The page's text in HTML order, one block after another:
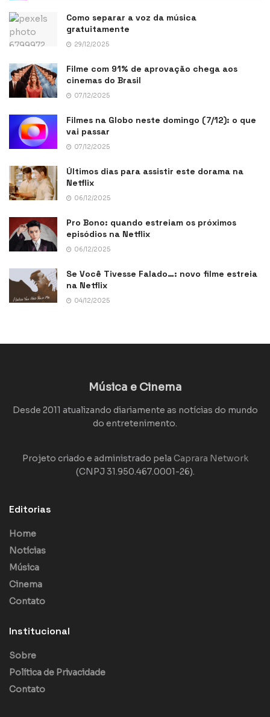
Como separar a voz da música
gratuitamente
29/12/2025
Filme com 91% de aprovação chega aos
cinemas do Brasil
07/12/2025
Filmes na Globo neste domingo (7/12): o que
vai passar
07/12/2025
Últimos dias para assistir este dorama na
Netflix
06/12/2025
Pro Bono: quando estreiam os próximos
episódios na Netflix
06/12/2025
Se Você Tivesse Falado…: novo filme estreia
na Netflix
04/12/2025
Música e Cinema
Desde 2011 atualizando diariamente as notícias do mundo
do entretenimento.
Projeto criado e administrado pela Caprara Network
(CNPJ 31.950.467.0001-26).
Editorias
Home
Notícias
Música
Cinema
Contato
Institucional
Sobre
Política de Privacidade
Contato